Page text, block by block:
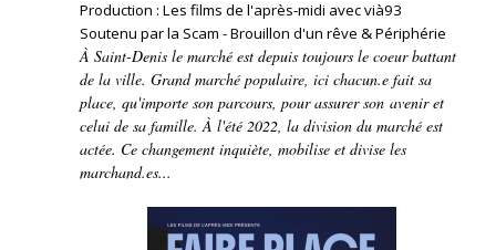
Production : Les films de l'après-midi avec vià93
Soutenu par la Scam - Brouillon d'un rêve & Périphérie
À Saint-Denis le marché est depuis toujours le coeur battant
de la ville. Grand marché populaire, ici chacun.e fait sa
place, qu'importe son parcours, pour assurer son avenir et
celui de sa famille. À l'été 2022, la division du marché est
actée. Ce changement inquiète, mobilise et divise les
marchand.es...